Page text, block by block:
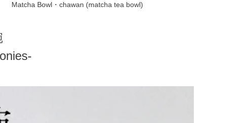
Matcha Bowl・chawan (matcha tea bowl)